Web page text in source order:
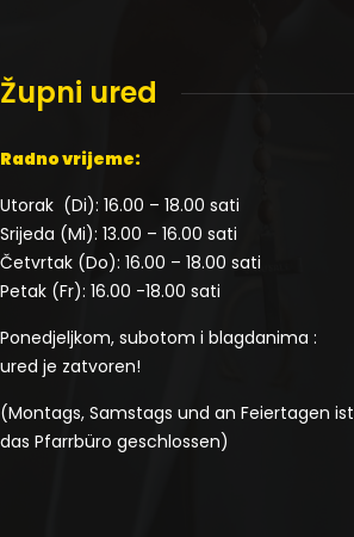
Župni ured
Radno vrijeme:
Utorak (Di): 16.00 – 18.00 sati
Srijeda (Mi): 13.00 – 16.00 sati
Četvrtak (Do): 16.00 – 18.00 sati
Petak (Fr): 16.00 -18.00 sati
Ponedjeljkom, subotom i blagdanima :
ured je zatvoren!
(Montags, Samstags und an Feiertagen ist
das Pfarrbüro geschlossen)